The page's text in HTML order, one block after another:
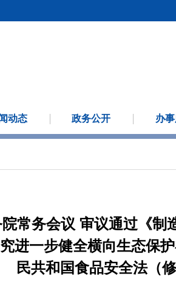
动态 政务公开 办
常务会议 审议通过《制
进一步健全横向生态保
民共和国食品安全法（